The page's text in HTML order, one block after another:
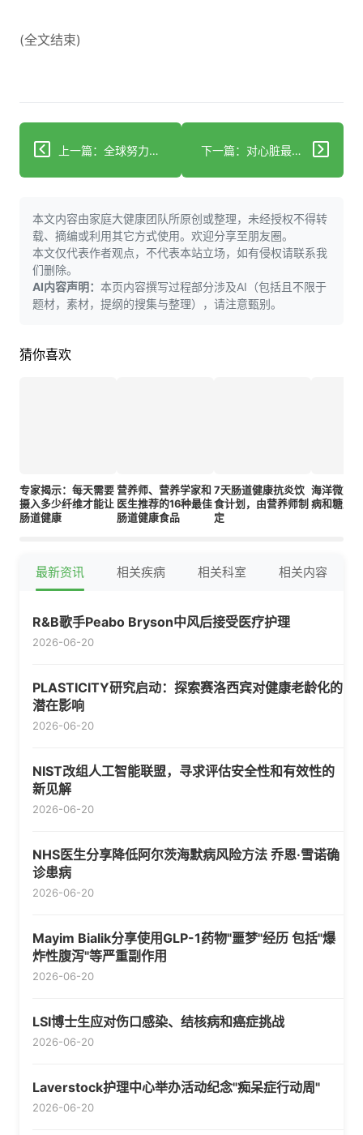
(全文结束)
上一篇：全球努力进入积极增长阶段以保护地球微生物遗产 下一篇：对心脏最有益的全谷物可能已经在你的食品柜里
本文内容由家庭大健康团队所原创或整理，未经授权不得转
载、摘编或利用其它方式使用。欢迎分享至朋友圈。
本文仅代表作者观点，不代表本站立场，如有侵权请联系我
们删除。
AI内容声明： 本页内容撰写过程部分涉及AI（包括且不限于
题材，素材，提纲的搜集与整理），请注意甄别。
猜你喜欢
专家揭示：每天需要
摄入多少纤维才能让
肠道健康
营养师、营养学家和
医生推荐的16种最佳
肠道健康食品
7天肠道健康抗炎饮
食计划，由营养师制
定
海洋微塑
病和糖尿
最新资讯 相关疾病 相关科室 相关内容
R&B歌手Peabo Bryson中风后接受医疗护理
2026-06-20
PLASTICITY研究启动：探索赛洛西宾对健康老龄化的
潜在影响
2026-06-20
NIST改组人工智能联盟，寻求评估安全性和有效性的
新见解
2026-06-20
NHS医生分享降低阿尔茨海默病风险方法 乔恩·雪诺确
诊患病
2026-06-20
Mayim Bialik分享使用GLP-1药物"噩梦"经历 包括"爆
炸性腹泻"等严重副作用
2026-06-20
LSI博士生应对伤口感染、结核病和癌症挑战
2026-06-20
Laverstock护理中心举办活动纪念"痴呆症行动周"
2026-06-20